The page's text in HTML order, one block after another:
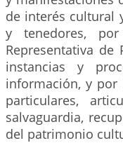
de interés cultural
y tenedores,
Representativa
instancias y
información, y por
particulares,
salvaguardia,
del patrimonio